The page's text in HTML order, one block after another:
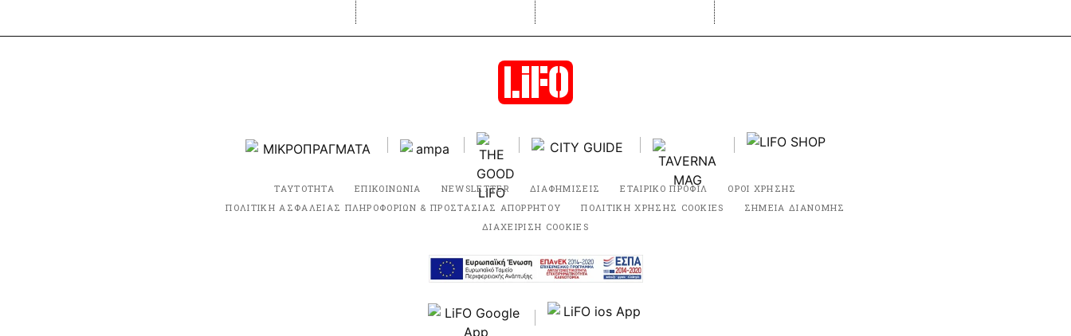
ΤΑΥΤΟΤΗΤΑ ΕΠΙΚΟΙΝΩΝΙΑ NEWSLETTER ΔΙΑΦΗΜΙΣΕΙΣ ΕΤΑΙΡΙΚΟ ΠΡΟΦΙΛ
ΟΡΟΙ ΧΡΗΣΗΣ
ΠΟΛΙΤΙΚΗ ΑΣΦΑΛΕΙΑΣ ΠΛΗΡΟΦΟΡΙΩΝ & ΠΡΟΣΤΑΣΙΑΣ ΑΠΟΡΡΗΤΟΥ
ΠΟΛΙΤΙΚΗ ΧΡΗΣΗΣ COOKIES
ΣΗΜΕΙΑ ΔΙΑΝΟΜΗΣ
ΔΙΑΧΕΙΡΙΣΗ COOKIES